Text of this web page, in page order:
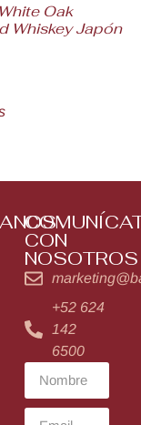
Oak
Whiskey Japón
CON
NOSOTROS
+52 624
142
6500